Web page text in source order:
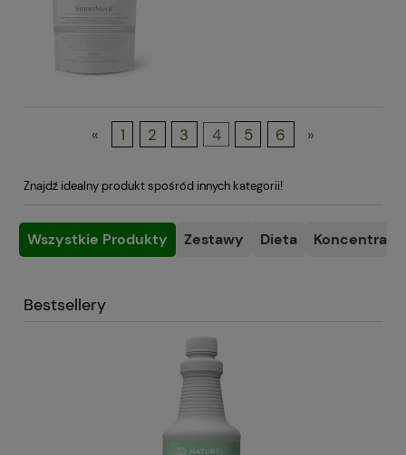
« 1 2 3 4 5 6 »
Znajdź idealny produkt spośród innych kategorii!
Wszystkie Produkty Zestawy Dieta
Bestsellery